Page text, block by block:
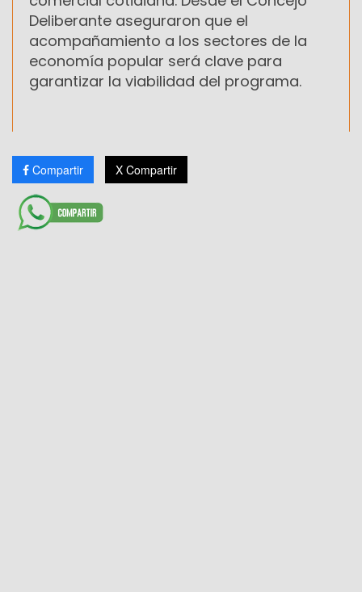
Deliberante aseguraron que el
acompañamiento a los sectores de la
economía popular será clave para
garantizar la viabilidad del programa.
Compartir X Compartir